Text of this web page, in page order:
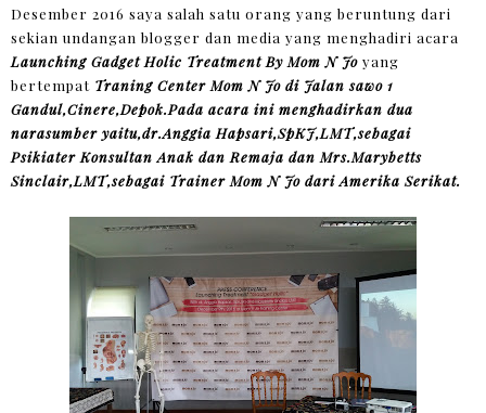
Desember 2016 saya salah satu orang yang beruntung dari
sekian undangan blogger dan media yang menghadiri acara
Launching Gadget Holic Treatment By Mom N Jo yang
bertempat Traning Center Mom N Jo di Jalan sawo 1
Gandul,Cinere,Depok.Pada acara ini menghadirkan dua
narasumber yaitu,dr.Anggia Hapsari,SpKJ,LMT,sebagai
Psikiater Konsultan Anak dan Remaja dan Mrs.Marybetts
Sinclair,LMT,sebagai Trainer Mom N Jo dari Amerika Serikat.